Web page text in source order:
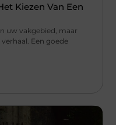
Kiezen Van Een
uw vakgebied, maar
Een goede